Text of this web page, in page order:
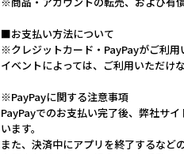
■お支払い方法について
※クレジットカード・PayPayがご利用
イベントによっては、ご利用いただけ
※PayPayに関する注意事項
PayPayでのお支払い完了後、弊社サ
います。
また、決済中にアプリを終了するなど